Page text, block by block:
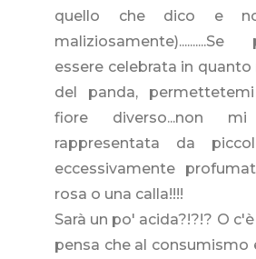
quello che dico e
essere celebrata in
del panda,
fiore diverso...non
rappresentata da
eccessivamente
rosa o una calla!!!!
Sarà un po' acida?!?!? O
pensa che al consumismo